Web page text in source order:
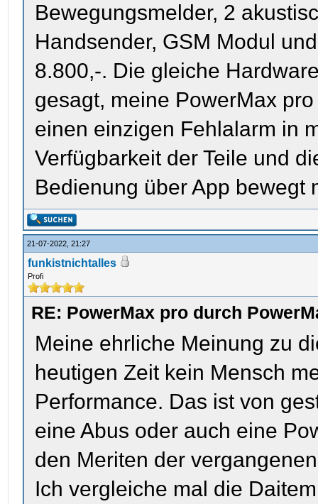
Bewegungsmelder, 2
Handsender, GSM Modul
8.800,-. Die gleiche
gesagt, meine PowerMax
einen einzigen Fehlalarm in
Verfügbarkeit der Teile und
Bedienung über App bewegt
21-07-2022, 21:27
funkistnichtalles
Profi
RE: PowerMax pro durch
Meine ehrliche Meinung zu
heutigen Zeit kein Mensch
Performance. Das ist von
eine Abus oder auch eine
den Meriten der
Ich vergleiche mal die